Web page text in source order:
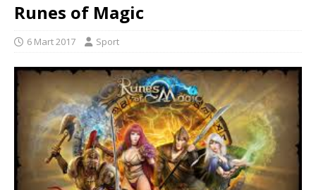
Runes of Magic
6 Mart 2017 Sport